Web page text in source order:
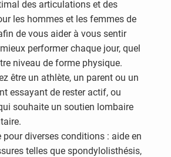
des articulations et des
les hommes et les femmes de
de vous aider à vous sentir
performer chaque jour, quel
niveau de forme physique.
être un athlète, un parent ou un
essayant de rester actif, ou
souhaite un soutien lombaire
pour diverses conditions : aide en
telles que spondylolisthésis,